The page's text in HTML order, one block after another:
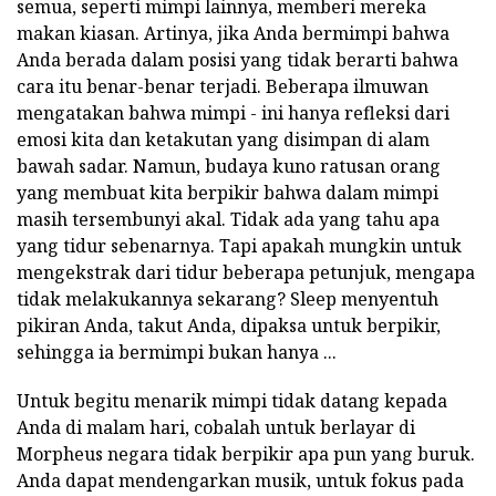
semua, seperti mimpi lainnya, memberi mereka
makan kiasan. Artinya, jika Anda bermimpi bahwa
Anda berada dalam posisi yang tidak berarti bahwa
cara itu benar-benar terjadi. Beberapa ilmuwan
mengatakan bahwa mimpi - ini hanya refleksi dari
emosi kita dan ketakutan yang disimpan di alam
bawah sadar. Namun, budaya kuno ratusan orang
yang membuat kita berpikir bahwa dalam mimpi
masih tersembunyi akal. Tidak ada yang tahu apa
yang tidur sebenarnya. Tapi apakah mungkin untuk
mengekstrak dari tidur beberapa petunjuk, mengapa
tidak melakukannya sekarang? Sleep menyentuh
pikiran Anda, takut Anda, dipaksa untuk berpikir,
sehingga ia bermimpi bukan hanya ...
Untuk begitu menarik mimpi tidak datang kepada
Anda di malam hari, cobalah untuk berlayar di
Morpheus negara tidak berpikir apa pun yang buruk.
Anda dapat mendengarkan musik, untuk fokus pada